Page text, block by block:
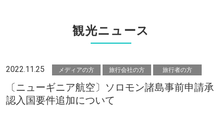
観光ニュース
2022.11.25 メディアの方 旅行会社の方 旅行者の方
〔ニューギニア航空〕ソロモン諸島事前申請承
認入国要件追加について